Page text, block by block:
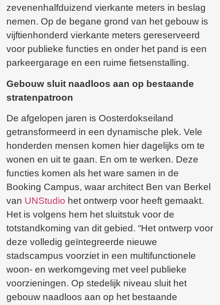
zevenenhalfduizend vierkante meters in beslag
nemen. Op de begane grond van het gebouw is
vijftienhonderd vierkante meters gereserveerd
voor publieke functies en onder het pand is een
parkeergarage en een ruime fietsenstalling.
Gebouw sluit naadloos aan op bestaande
stratenpatroon
De afgelopen jaren is Oosterdokseiland
getransformeerd in een dynamische plek. Vele
honderden mensen komen hier dagelijks om te
wonen en uit te gaan. En om te werken. Deze
functies komen als het ware samen in de
Booking Campus, waar architect Ben van Berkel
van UNStudio het ontwerp voor heeft gemaakt.
Het is volgens hem het sluitstuk voor de
totstandkoming van dit gebied. “Het ontwerp voor
deze volledig geïntegreerde nieuwe
stadscampus voorziet in een multifunctionele
woon- en werkomgeving met veel publieke
voorzieningen. Op stedelijk niveau sluit het
gebouw naadloos aan op het bestaande